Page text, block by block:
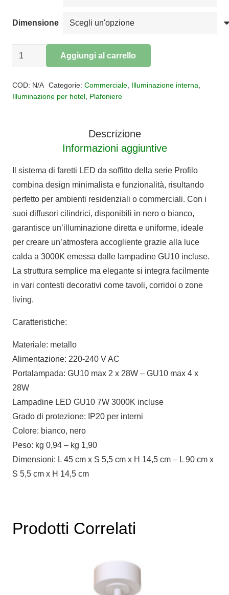
Dimensione
Plafoniera
PROFILO
Aggiungi al carrello
COD: N/A Categorie: Commerciale, Illuminazione interna
Illuminazione per hotel Plafoniere
Descrizione
Informazioni aggiuntive
Il sistema di faretti LED da soffitto della serie Profilo
combina design minimalista e funzionalità, risultando
perfetto per ambienti residenziali o commerciali. Con i
suoi diffusori cilindrici, disponibili in nero o bianco,
garantisce un’illuminazione diretta e uniforme, ideale
per creare un’atmosfera accogliente grazie alla luce
calda a 3000K emessa dalle lampadine GU10 incluse.
La struttura semplice ma elegante si integra facilmente
in vari contesti decorativi come tavoli, corridoi o zone
living.
Caratteristiche:
Materiale: metallo
Alimentazione: 220-240 V AC
Portalampada: GU10 max 2 x 28W – GU10 max 4 x
28W
Lampadine LED GU10 7W 3000K incluse
Grado di protezione: IP20 per interni
Colore: bianco, nero
Peso: kg 0,94 – kg 1,90
Dimensioni: L 45 cm x S 5,5 cm x H 14,5 cm – L 90 cm x
S 5,5 cm x H 14,5 cm
Prodotti Correlati